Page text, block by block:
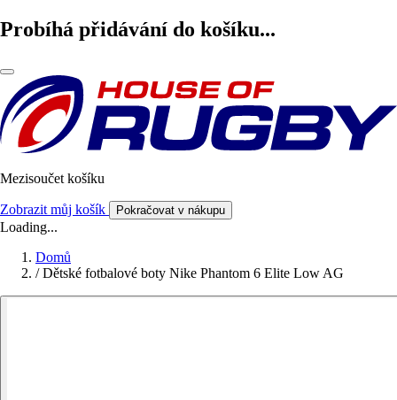
Probíhá přidávání do košíku...
Mezisoučet košíku
Zobrazit můj košík Pokračovat v nákupu
Loading...
Domů
/ Dětské fotbalové boty Nike Phantom 6 Elite Low AG